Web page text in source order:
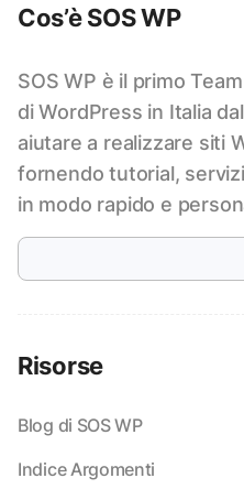
Cos’è SOS WP
SOS WP è il primo
di WordPress in Italia
aiutare a realizzare siti
fornendo tutorial,
in modo rapido e
Risorse
Blog di SOS WP
Indice Argomenti